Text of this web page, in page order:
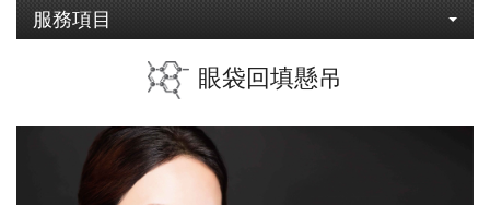
服務項目
眼袋回填懸吊